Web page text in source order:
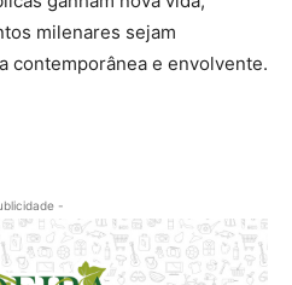
milenares sejam
contemporânea e envolvente.
-